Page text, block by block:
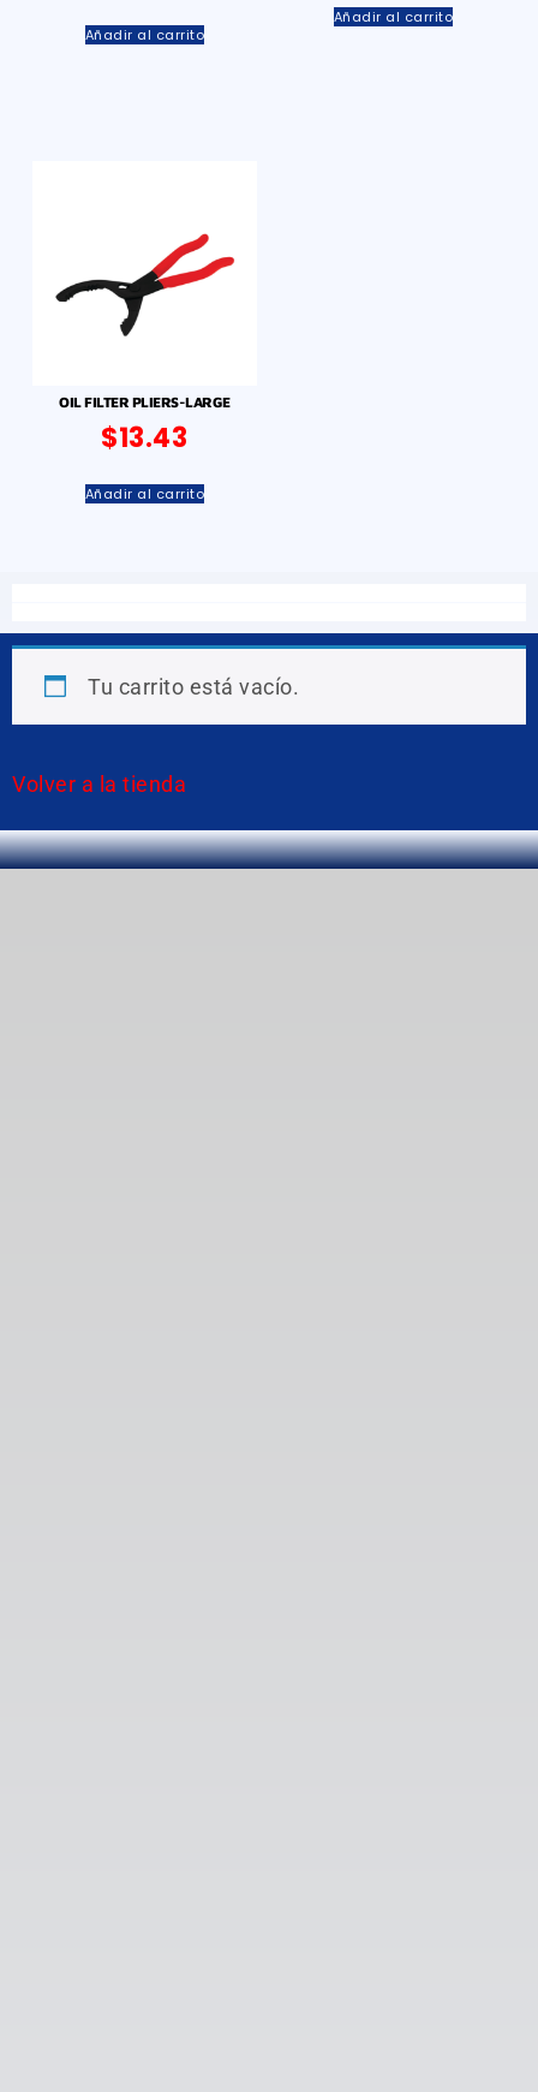
Añadir al carrito
Añadir al carrito
OIL FILTER PLIERS-LARGE
$13.43
Añadir al carrito
Tu carrito está vacío.
Volver a la tienda